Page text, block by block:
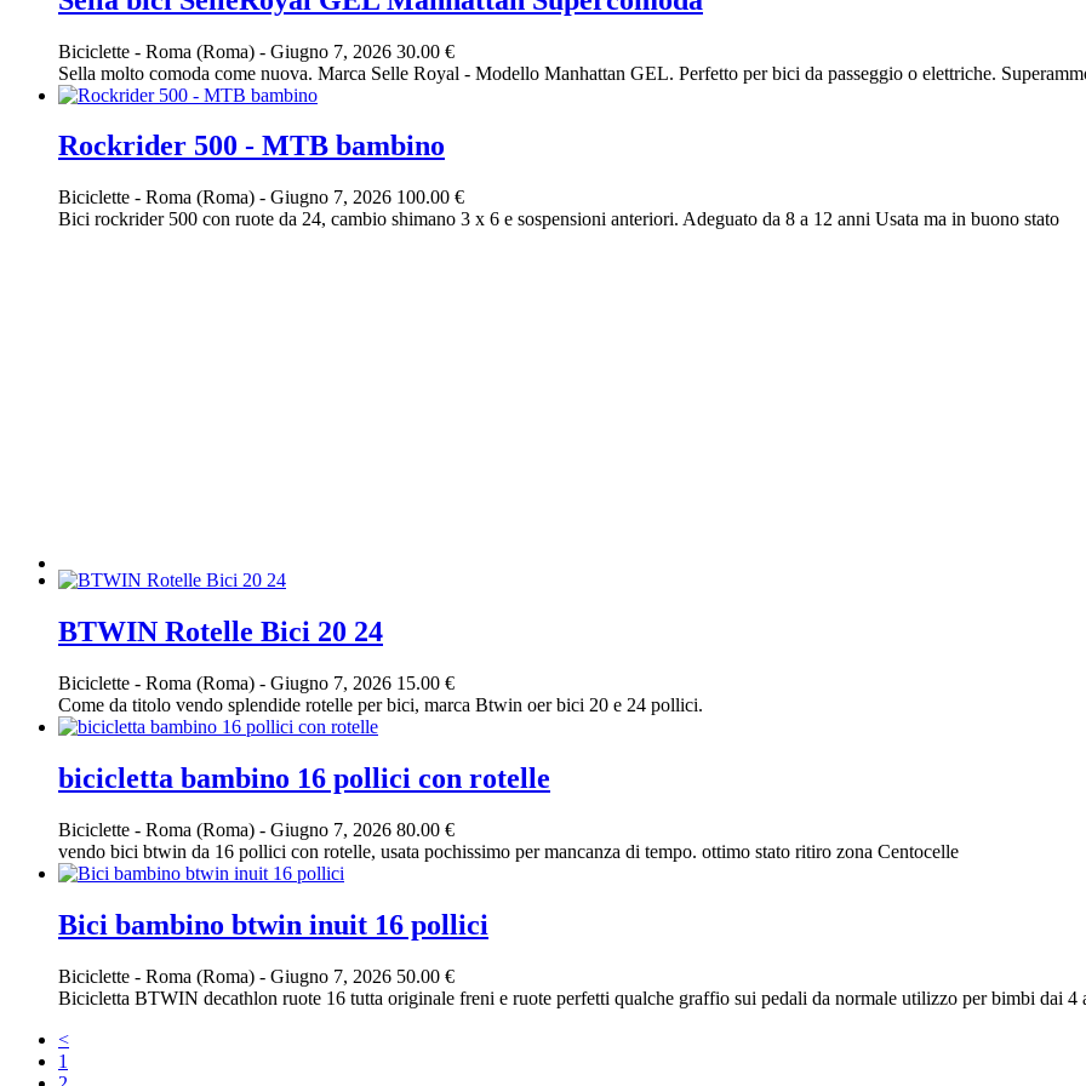
Biciclette - Roma (Roma) - Giugno 7, 2026 30.00 €
Sella molto comoda come nuova. Marca Selle Royal - Modello Manhattan GEL. Perfetto per bici da passeggio o elettriche.
Rockrider 500 - MTB bambino
Biciclette - Roma (Roma) - Giugno 7, 2026 100.00 €
Bici rockrider 500 con ruote da 24, cambio shimano 3 x 6 e sospensioni anteriori. Adeguato da 8 a 12 anni Usata ma in buono stato
BTWIN Rotelle Bici 20 24
Biciclette - Roma (Roma) - Giugno 7, 2026 15.00 €
Come da titolo vendo splendide rotelle per bici, marca Btwin oer bici 20 e 24 pollici.
bicicletta bambino 16 pollici con rotelle
Biciclette - Roma (Roma) - Giugno 7, 2026 80.00 €
vendo bici btwin da 16 pollici con rotelle, usata pochissimo per mancanza di tempo. ottimo stato ritiro zona Centocelle
Bici bambino btwin inuit 16 pollici
Biciclette - Roma (Roma) - Giugno 7, 2026 50.00 €
Bicicletta BTWIN decathlon ruote 16 tutta originale freni e ruote perfetti qualche graffio sui pedali da normale utilizzo per bimbi dai 4
<
1